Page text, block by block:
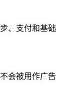
、支付和基础
会被用作广告